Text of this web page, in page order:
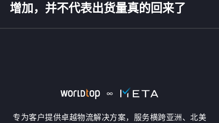
增加，并不代表出货量真的回来了
专为客户提供卓越物流解决方案，服务横跨亚洲、北美